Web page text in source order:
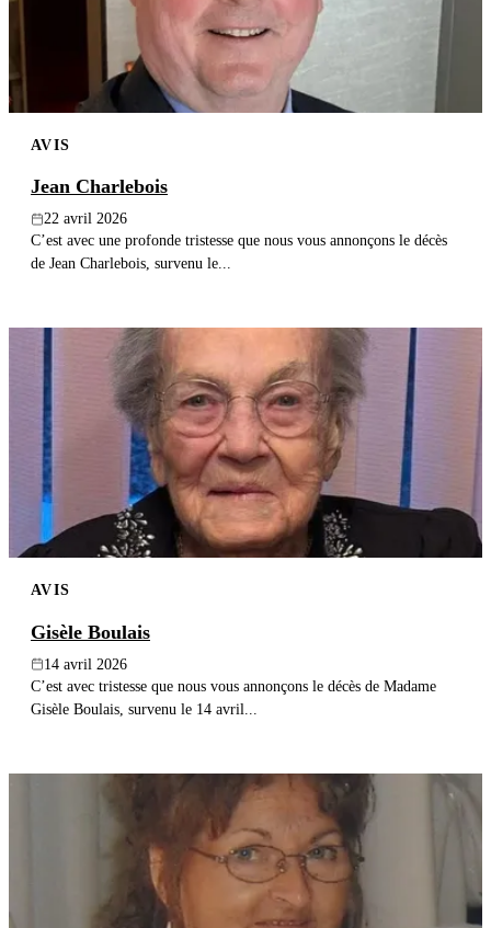
AVIS
Jean Charlebois
22 avril 2026
C’est avec une profonde tristesse que nous vous annonçons le décès
de Jean Charlebois, survenu le...
AVIS
Gisèle Boulais
14 avril 2026
C’est avec tristesse que nous vous annonçons le décès de Madame
Gisèle Boulais, survenu le 14 avril...